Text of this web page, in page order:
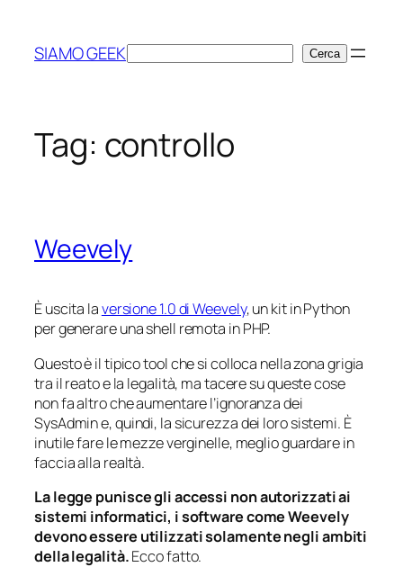
contenuto
SIAMO GEEKCerca Cerca
Tag: controllo
Weevely
È uscita laversione 1.0 di Weevely, un kit in Python
per generare una shell remota in PHP.
Questo è il tipico tool che si colloca nella zona grigia
tra il reato e la legalità, ma tacere su queste cose
non fa altro che aumentare l’ignoranza dei
SysAdmin e, quindi, la sicurezza dei loro sistemi. È
inutile fare le mezze verginelle, meglio guardare in
faccia alla realtà.
La legge punisce gli accessi non autorizzati ai
sistemi informatici, i software come Weevely
devono essere utilizzati solamente negli ambiti
della legalità.Ecco fatto.